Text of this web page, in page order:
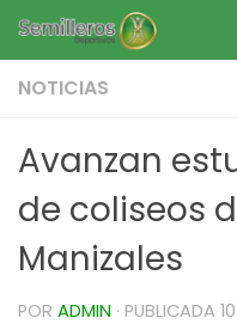
Saltar al contenido
NOTICIAS
Avanzan
de coliseos
Manizales
POR ADMIN · PUBLICADA